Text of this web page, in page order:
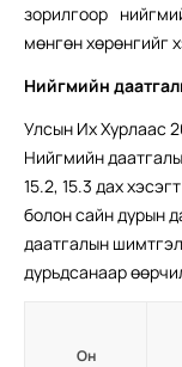
зорилгоор
мөнгөн хөрөнгийг
Нийгмийн
Улсын Их Хурлаас
Нийгмийн
15.2, 15.3 дах
болон сайн дурын
даатгалын
дурьдсанаар
Он